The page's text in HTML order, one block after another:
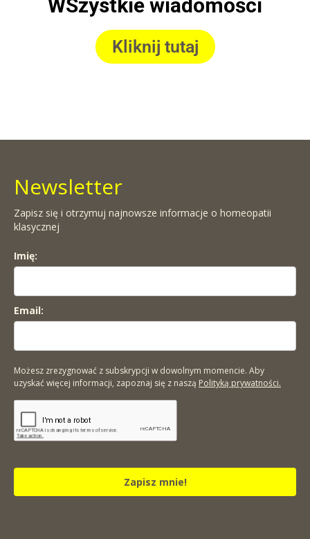
WSzystkie wiadomości
Kliknij tutaj
Newsletter
Zapisz się i otrzymuj najnowsze informacje o homeopatii
klasycznej
Imię:
Email:
Możesz zrezygnować z subskrypcji w dowolnym momencie. Aby
uzyskać więcej informacji, zapoznaj się z naszą Polityką prywatności.
Zapisz mnie!